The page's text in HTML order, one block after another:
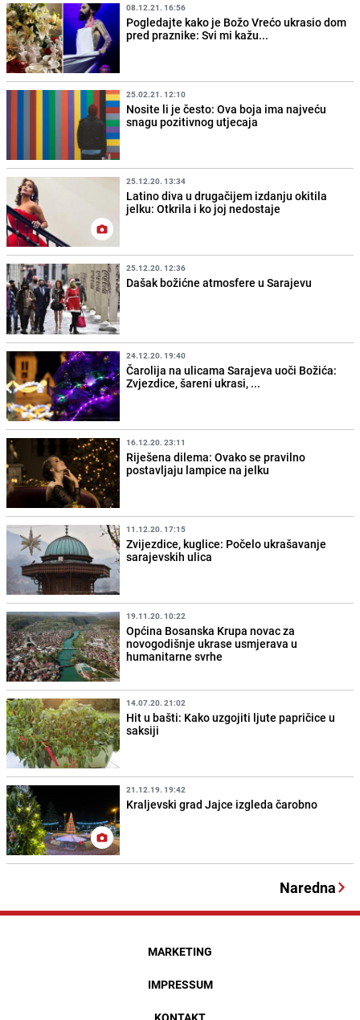
08.12.21. 16:56
Pogledajte kako je Božo Vrećo ukrasio dom
pred praznike: Svi mi kažu...
25.02.21. 12:10
Nosite li je često: Ova boja ima najveću
snagu pozitivnog utjecaja
25.12.20. 13:34
Latino diva u drugačijem izdanju okitila
jelku: Otkrila i ko joj nedostaje
25.12.20. 12:36
Dašak božićne atmosfere u Sarajevu
24.12.20. 19:40
Čarolija na ulicama Sarajeva uoči Božića:
Zvjezdice, šareni ukrasi, ...
16.12.20. 23:11
Riješena dilema: Ovako se pravilno
postavljaju lampice na jelku
11.12.20. 17:15
Zvijezdice, kuglice: Počelo ukrašavanje
sarajevskih ulica
19.11.20. 10:22
Općina Bosanska Krupa novac za
novogodišnje ukrase usmjerava u
humanitarne svrhe
14.07.20. 21:02
Hit u bašti: Kako uzgojiti ljute papričice u
saksiji
21.12.19. 19:42
Kraljevski grad Jajce izgleda čarobno
Naredna
MARKETING
IMPRESSUM